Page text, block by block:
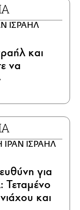
και
να
για
Τεταμένο
και